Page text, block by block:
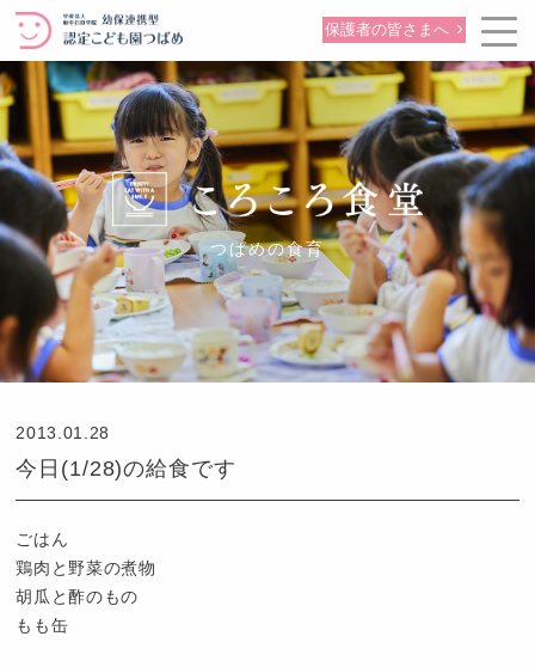
保護者の皆さまへ
つばめの食育
2013.01.28
今日(1/28)の給食です
ごはん
鶏肉と野菜の煮物
胡瓜と酢のもの
もも缶